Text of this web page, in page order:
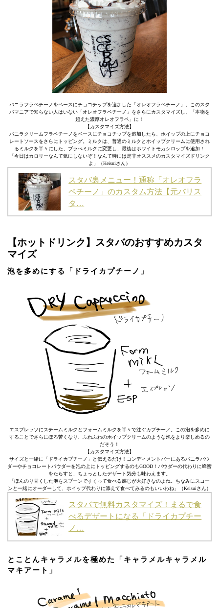
バニラフラペチーノをベースにチョコチップを追加した「オレオフラペチーノ」。このスタ
バマニアで知らない人はいない「オレオフラペチーノ」をさらにカスタマイズし、「本物を
超えた濃厚オレオフラペ」に！
【カスタマイズ方法】
バニラクリームフラペチーノをベースにチョコチップを追加したら、ホイップの上にチョコ
レートソースをさらにトッピング。ミルクは、普通のミルクとホイップクリームに使用され
るミルクを半々にした、ブラべミルクに変更し、最後はホワイトモカシロップを追加！
「今日はカロリーなんて気にしないぞ！なんて時には是非オススメのカスタマイズドリンク
よ」（Keisuiさん）
スタバ裏メニュー！通称「オレオフラ
ペチーノ」のカスタム方法【元バリス
タ…
【ホットドリンク】スタバのおすすめカスタ
マイズ
泡を多めにする「ドライカプチーノ」
エスプレッソにスチームミルクとフォームミルクを半々で注ぐカプチーノ。この泡を多めに
することでさらにほろ苦くなり、ふわふわのホイップクリームのような泡をより楽しめるの
だそう！
【カスタマイズ方法】
サイズと一緒に「ドライカプチーノ」と伝えるだけ！コンディメントバーにあるバニラパウ
ダーやチョコレートパウダーを泡の上にトッピングするのもGOOD！パウダーの代わりに蜂蜜
をたらすと、ちょっとしたデザート気分も味わえます。
「ほんのり甘くした泡をスプーンですくって食べる感じが大好きなのよね。ちなみにスコー
ンと一緒にオーダーして、ホイップ代わりに添えて食べてみるのもいいわね」（Keisuiさん）
スタバで無料カスタマイズ！まるで食
べるデザートになる「ドライカプチー
ノ…
とことんキャラメルを極めた「キャラメルキャラメル
マキアート」